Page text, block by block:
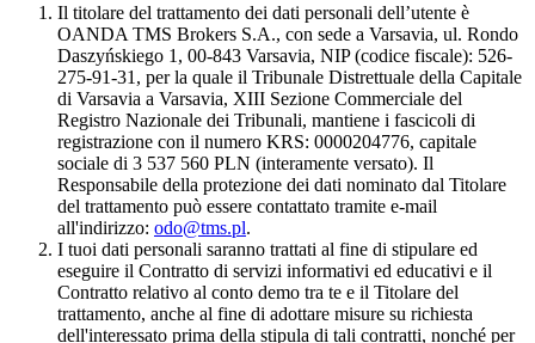
Il titolare del trattamento dei dati personali dell’utente è
OANDA TMS Brokers S.A., con sede a Varsavia, ul. Rondo
Daszyńskiego 1, 00-843 Varsavia, NIP (codice fiscale): 526-
275-91-31, per la quale il Tribunale Distrettuale della Capitale
di Varsavia a Varsavia, XIII Sezione Commerciale del
Registro Nazionale dei Tribunali, mantiene i fascicoli di
registrazione con il numero KRS: 0000204776, capitale
sociale di 3 537 560 PLN (interamente versato). Il
Responsabile della protezione dei dati nominato dal Titolare
del trattamento può essere contattato tramite e-mail
all'indirizzo: odo@tms.pl.
I tuoi dati personali saranno trattati al fine di stipulare ed
eseguire il Contratto di servizi informativi ed educativi e il
Contratto relativo al conto demo tra te e il Titolare del
trattamento, anche al fine di adottare misure su richiesta
dell'interessato prima della stipula di tali contratti, nonché per